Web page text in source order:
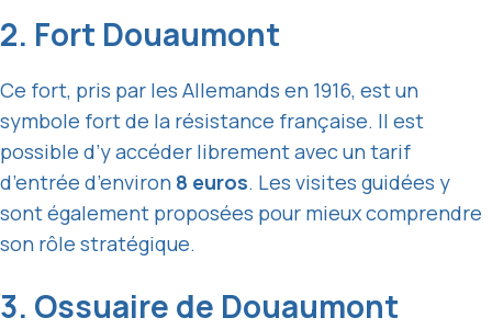
2. Fort Douaumont
Ce fort, pris par les Allemands en 1916, est un
symbole fort de la résistance française. Il est
possible d’y accéder librement avec un tarif
d’entrée d’environ 8 euros. Les visites guidées y
sont également proposées pour mieux comprendre
son rôle stratégique.
3. Ossuaire de Douaumont